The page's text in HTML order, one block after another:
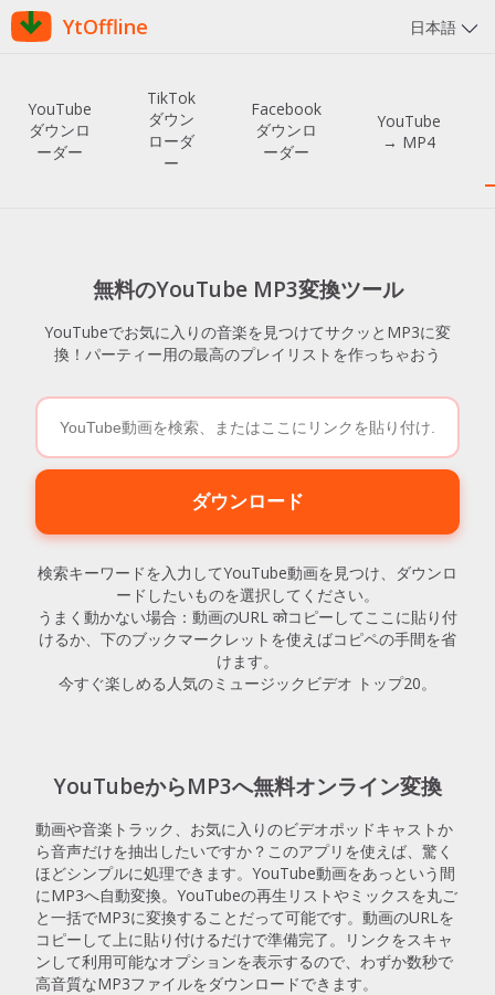
YtOffline 日本語
YouTube
ダウンロ
ーダー
TikTok
ダウン
ローダ
ー
Facebook
ダウンロ
ーダー
YouTube
→ MP4
無料のYouTube MP3変換ツール
YouTubeでお気に入りの音楽を見つけてサクッとMP3に変
換！パーティー用の最高のプレイリストを作っちゃおう
ダウンロード
検索キーワードを入力してYouTube動画を見つけ、ダウンロ
ードしたいものを選択してください。
うまく動かない場合：動画のURL कोコピーしてここに貼り付
けるか、下のブックマークレットを使えばコピペの手間を省
けます。
今すぐ楽しめる人気のミュージックビデオ トップ20。
YouTubeからMP3へ無料オンライン変換
動画や音楽トラック、お気に入りのビデオポッドキャストか
ら音声だけを抽出したいですか？このアプリを使えば、驚く
ほどシンプルに処理できます。YouTube動画をあっという間
にMP3へ自動変換。YouTubeの再生リストやミックスを丸ご
と一括でMP3に変換することだって可能です。動画のURLを
コピーして上に貼り付けるだけで準備完了。リンクをスキャ
ンして利用可能なオプションを表示するので、わずか数秒で
高音質なMP3ファイルをダウンロードできます。